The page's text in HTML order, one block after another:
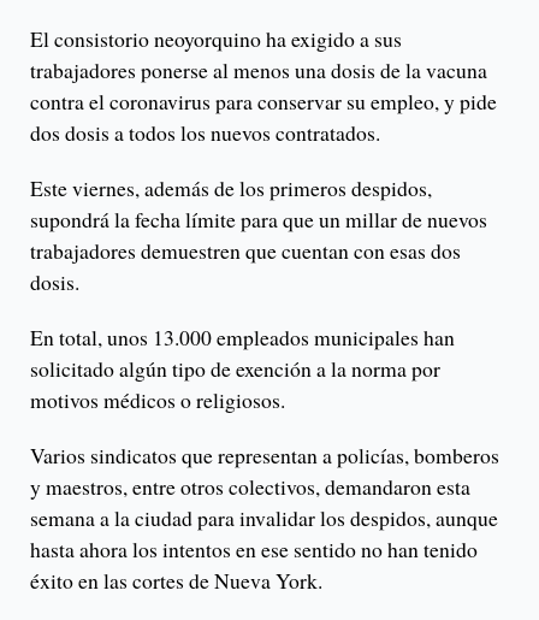
El consistorio neoyorquino ha exigido a sus
trabajadores ponerse al menos una dosis de la vacuna
contra el coronavirus para conservar su empleo, y pide
dos dosis a todos los nuevos contratados.
Este viernes, además de los primeros despidos,
supondrá la fecha límite para que un millar de nuevos
trabajadores demuestren que cuentan con esas dos
dosis.
En total, unos 13.000 empleados municipales han
solicitado algún tipo de exención a la norma por
motivos médicos o religiosos.
Varios sindicatos que representan a policías, bomberos
y maestros, entre otros colectivos, demandaron esta
semana a la ciudad para invalidar los despidos, aunque
hasta ahora los intentos en ese sentido no han tenido
éxito en las cortes de Nueva York.